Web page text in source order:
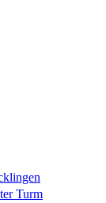
Turm